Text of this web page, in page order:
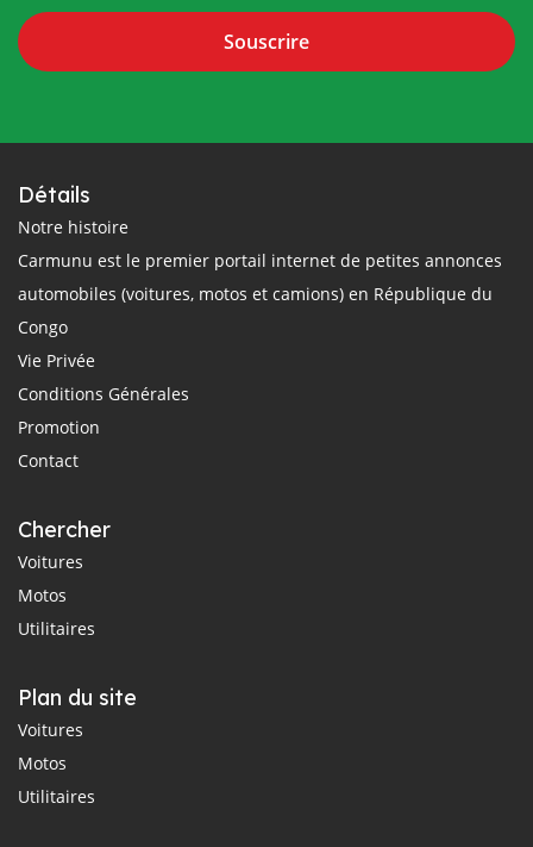
Souscrire
Détails
Notre histoire
Carmunu est le premier portail internet de petites annonces
automobiles (voitures, motos et camions) en République du
Congo
Vie Privée
Conditions Générales
Promotion
Contact
Chercher
Voitures
Motos
Utilitaires
Plan du site
Voitures
Motos
Utilitaires